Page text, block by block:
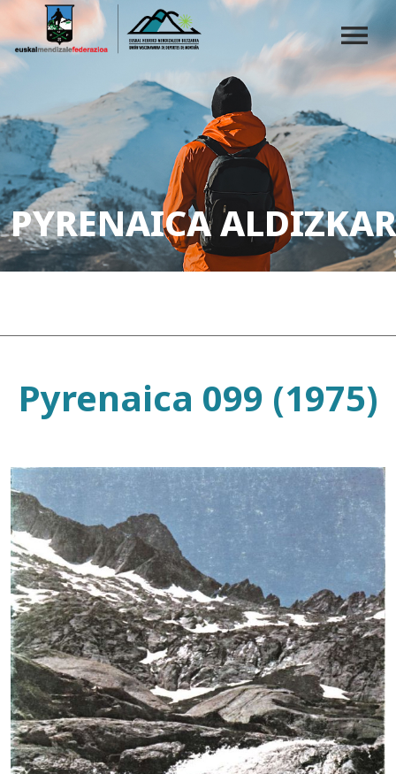
PYRENAICA
Pyrenaica 099 (1975)